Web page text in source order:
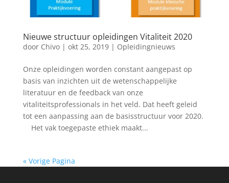
Nieuwe structuur opleidingen Vitaliteit 2020
door Chivo| okt 25, 2019| Opleidingnieuws
Onze opleidingen worden constant aangepast op
basis van inzichten uit de wetenschappelijke
literatuur en de feedback van onze
vitaliteitsprofessionals in het veld. Dat heeft geleid
tot een aanpassing aan de basisstructuur voor 2020.
Het vak toegepaste ethiek maakt...
« Vorige Pagina